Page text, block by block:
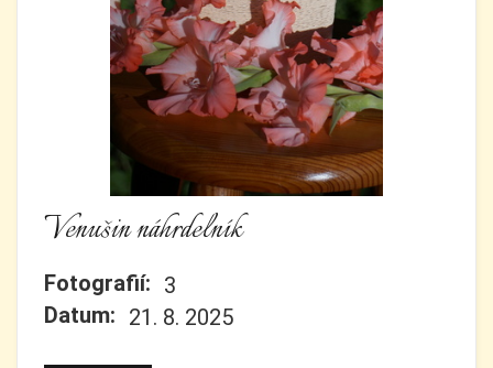
Venušin náhrdelník
Fotografií: 3
Datum: 21. 8. 2025